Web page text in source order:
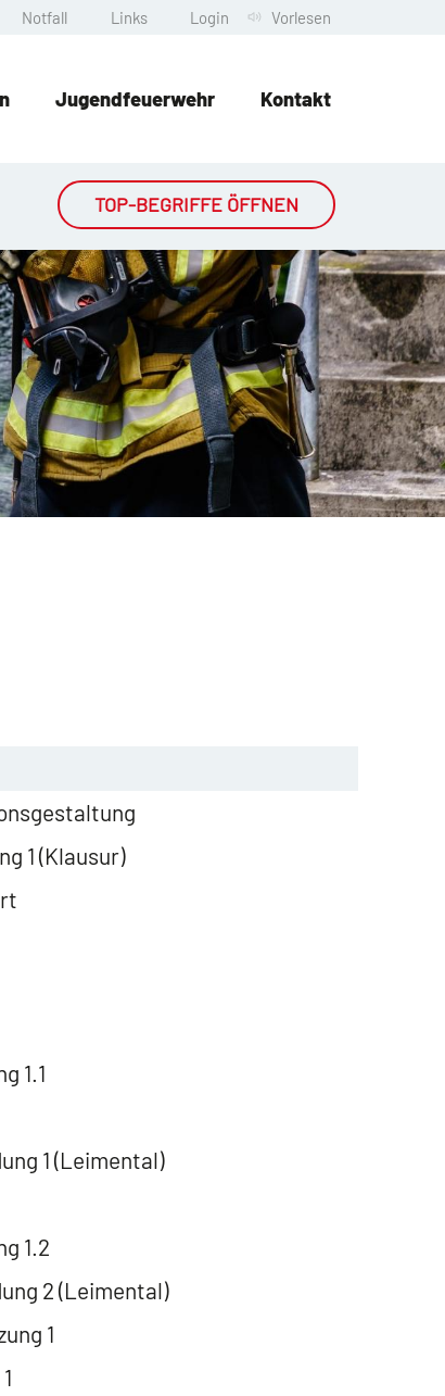
Notfall Links Login Vorlesen
Jugendfeuerwehr Kontakt
TOP-BEGRIFFE ÖFFNEN
1 (Klausur)
1.1
1 (Leimental)
1.2
2 (Leimental)
1